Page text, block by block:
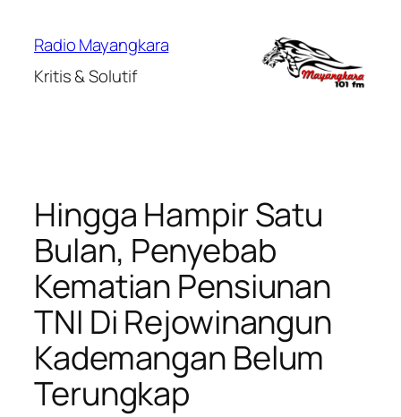
Radio Mayangkara
Kritis & Solutif
Hingga Hampir Satu
Bulan, Penyebab
Kematian Pensiunan
TNI Di Rejowinangun
Kademangan Belum
Terungkap